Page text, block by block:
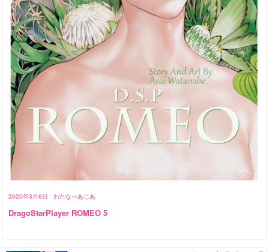
2020年3月6日 わたなべあじあ
DragoStarPlayer ROMEO 5